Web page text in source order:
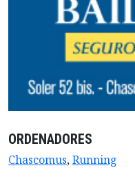
ORDENADORES
Chascomus,Running